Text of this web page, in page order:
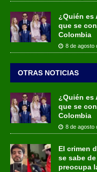
¿Quién es
que se
Colombia
8 de agosto
OTRAS NOTICIAS
¿Quién es
que se
Colombia
8 de agosto
El crimen
se sabe
preocupa